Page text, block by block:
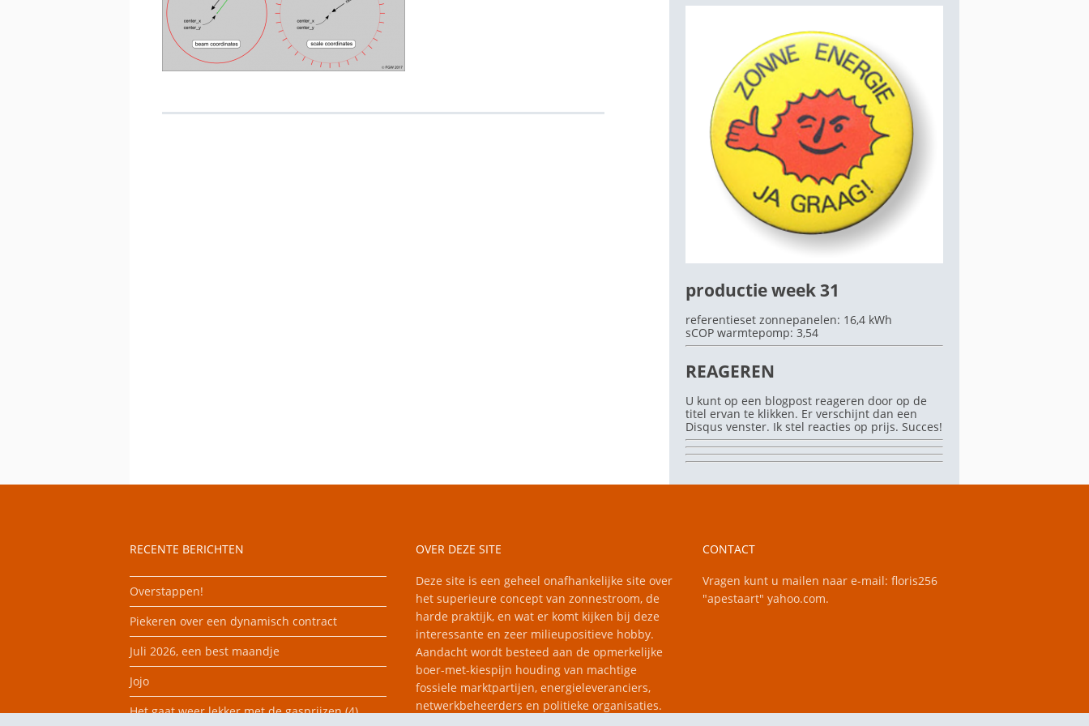
KOSTEN EN BATEN
FRAME OF BAK
TWEEDEHANDS
productie week 31
referentieset zonnepanelen: 16,4 kWh
sCOP warmtepomp: 3,54
REAGEREN
U kunt op een blogpost reageren door op de
titel ervan te klikken. Er verschijnt dan een
Disqus venster. Ik stel reacties op prijs. Succes!
RECENTE BERICHTEN
Overstappen!
Piekeren over een dynamisch contract
Juli 2026, een best maandje
Jojo
Het gaat weer lekker met de gasprijzen (4)
OVER DEZE SITE
Deze site is een geheel onafhankelijke site over
het superieure concept van zonnestroom, de
harde praktijk, en wat er komt kijken bij deze
interessante en zeer milieupositieve hobby.
Aandacht wordt besteed aan de opmerkelijke
boer-met-kiespijn houding van machtige
fossiele marktpartijen, energieleveranciers,
netwerkbeheerders en politieke organisaties.
CONTACT
Vragen kunt u mailen naar e-mail: floris256
"apestaart" yahoo.com.